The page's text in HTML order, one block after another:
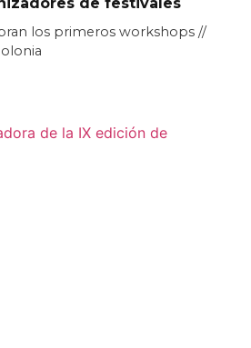
los primeros workshops //